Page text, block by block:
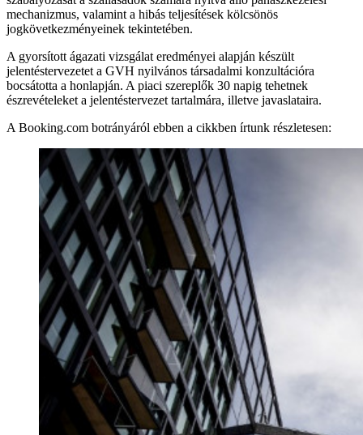
mechanizmus, valamint a hibás teljesítések kölcsönös
jogkövetkezményeinek tekintetében.
A gyorsított ágazati vizsgálat eredményei alapján készült
jelentéstervezetet a GVH nyilvános társadalmi konzultációra
bocsátotta a honlapján. A piaci szereplők 30 napig tehetnek
észrevételeket a jelentéstervezet tartalmára, illetve javaslataira.
A Booking.com botrányáról ebben a cikkben írtunk részletesen: